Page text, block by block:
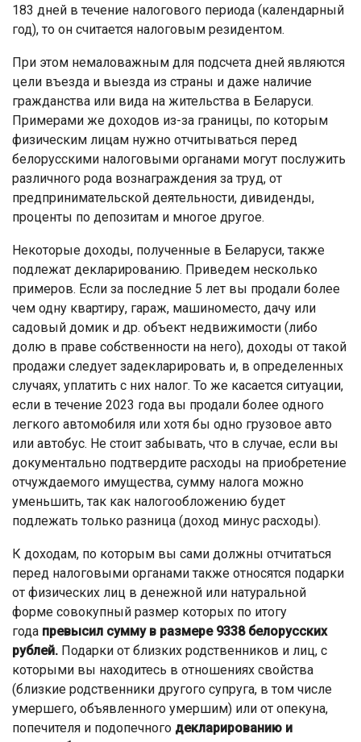
183 дней в течение налогового периода (календарный
год), то он считается налоговым резидентом.
При этом немаловажным для подсчета дней являются
цели въезда и выезда из страны и даже наличие
гражданства или вида на жительства в Беларуси.
Примерами же доходов из-за границы, по которым
физическим лицам нужно отчитываться перед
белорусскими налоговыми органами могут послужить
различного рода вознаграждения за труд, от
предпринимательской деятельности, дивиденды,
проценты по депозитам и многое другое.
Некоторые доходы, полученные в Беларуси, также
подлежат декларированию. Приведем несколько
примеров. Если за последние 5 лет вы продали более
чем одну квартиру, гараж, машиноместо, дачу или
садовый домик и др. объект недвижимости (либо
долю в праве собственности на него), доходы от такой
продажи следует задекларировать и, в определенных
случаях, уплатить с них налог. То же касается ситуации,
если в течение 2023 года вы продали более одного
легкого автомобиля или хотя бы одно грузовое авто
или автобус. Не стоит забывать, что в случае, если вы
документально подтвердите расходы на приобретение
отчуждаемого имущества, сумму налога можно
уменьшить, так как налогообложению будет
подлежать только разница (доход минус расходы).
К доходам, по которым вы сами должны отчитаться
перед налоговыми органами также относятся подарки
от физических лиц в денежной или натуральной
форме совокупный размер которых по итогу
года превысил сумму в размере 9338 белорусских
рублей. Подарки от близких родственников и лиц, с
которыми вы находитесь в отношениях свойства
(близкие родственники другого супруга, в том числе
умершего, объявленного умершим) или от опекуна,
попечителя и подопечного декларированию и